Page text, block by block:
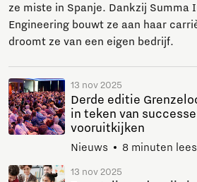
ze miste in Spanje. Dankzij Summa
Engineering bouwt ze aan haar
droomt ze van een eigen bedrijf.
13 nov 2025
Derde editie
in teken van
vooruitkijken
Nieuws 8 minuten
13 nov 2025